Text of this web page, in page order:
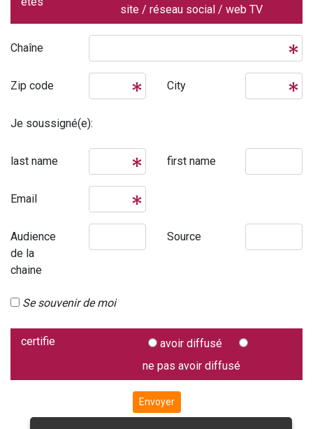
site / réseau social / web TV
Chaîne
Zip code City
Je soussigné(e):
last name first name
Email
Audience
de la
chaine
Source
Se souvenir de moi
certifie
avoir diffusé
ne pas avoir diffusé
Envoyer